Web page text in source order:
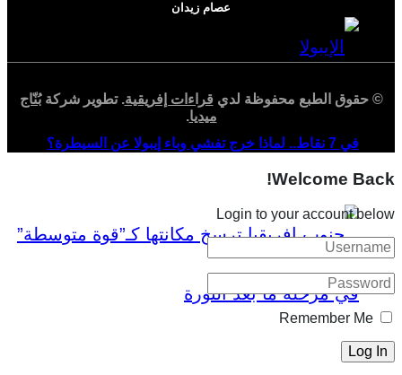
في 7 نقاط.. لماذا خرج تفشي وباء إيبولا عن السيطرة؟
عصام زيدان
© حقوق الطبع محفوظة لدي قراءات إفريقية. تطوير شركةبُنّاج
ميديا.
Welcome Back!
Login to your account below
Remember Me